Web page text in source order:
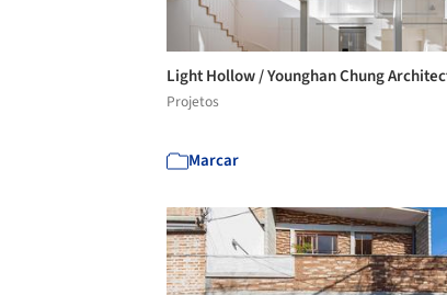
Light Hollow / Younghan Chung
Projetos
Marcar